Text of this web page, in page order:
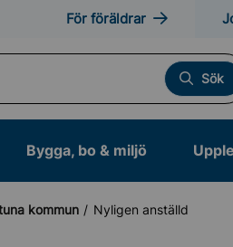
För föräldrar
Sök
Bygga, bo & miljö
kommun Nyligen anställd